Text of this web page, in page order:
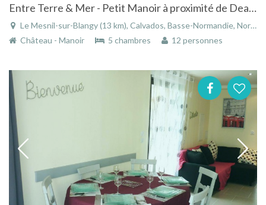
Entre Terre & Mer - Petit Manoir à proximité de Deauville (Normandie)
Le Mesnil-sur-Blangy (13 km), Calvados, Basse-Normandie, Normandie, France
Château - Manoir
5 chambres 12 personnes